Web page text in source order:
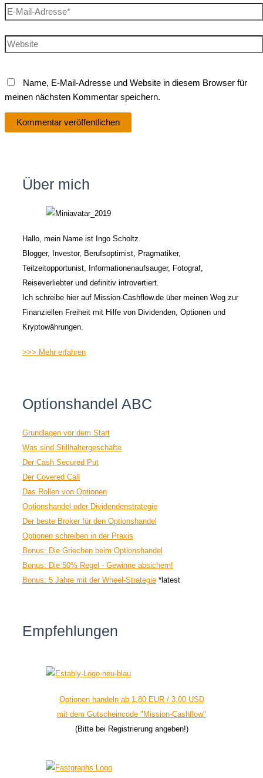
E-
Mail-
Adresse*
Website
Name, E-Mail-Adresse und Website in diesem Browser für
meinen nächsten Kommentar speichern.
Über mich
Hallo, mein Name ist Ingo Scholtz.
Blogger, Investor, Berufsoptimist, Pragmatiker,
Teilzeitopportunist, Informationenaufsauger, Fotograf,
Reiseverliebter und definitiv introvertiert.
Ich schreibe hier auf Mission-Cashflow.de über meinen Weg zur
Finanziellen Freiheit mit Hilfe von Dividenden, Optionen und
Kryptowährungen.
>>> Mehr erfahren
Optionshandel ABC
Grundlagen vor dem Start
Was sind Stillhaltergeschäfte
Der Cash Secured Put
Der Covered Call
Das Rollen von Optionen
Optionshandel oder Dividendenstrategie
Der beste Broker für den Optionshandel
Optionen schreiben in der Praxis
Bonus: Die Griechen beim Optionshandel
Bonus: Die 50% Regel - Gewinne absichern!
Bonus: 5 Jahre mit der Wheel-Strategie *latest
Empfehlungen
Optionen handeln ab 1,80 EUR / 3,00 USD
mit dem Gutscheincode "Mission-Cashflow"
(Bitte bei Registrierung angeben!)